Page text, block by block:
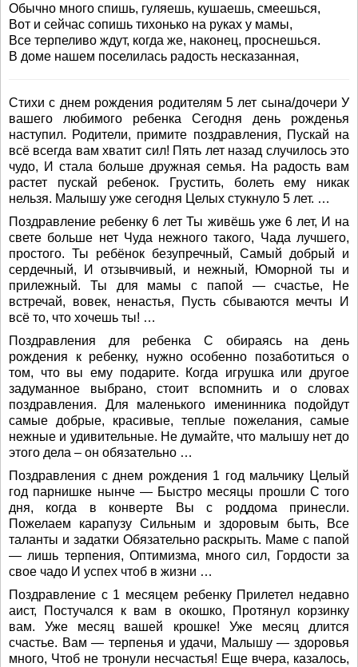
Обычно много спишь, гуляешь, кушаешь, смеешься,
Вот и сейчас сопишь тихонько на руках у мамы,
Все терпеливо ждут, когда же, наконец, проснешься.
В доме нашем поселилась радость несказанная,
Стихи с днем рождения родителям 5 лет сына/дочери У
вашего любимого ребенка Сегодня день рожденья
наступил. Родители, примите поздравления, Пускай на
всё всегда вам хватит сил! Пять лет назад случилось это
чудо, И стала больше дружная семья. На радость вам
растет пускай ребенок. Грустить, болеть ему никак
нельзя. Малышу уже сегодня Целых стукнуло 5 лет. …
Поздравление ребенку 6 лет Ты живёшь уже 6 лет, И на
свете больше нет Чуда нежного такого, Чада лучшего,
простого. Ты ребёнок безупречный, Самый добрый и
сердечный, И отзывчивый, и нежный, Юморной ты и
прилежный. Ты для мамы с папой — счастье, Не
встречай, вовек, ненастья, Пусть сбываются мечты И
всё то, что хочешь ты! …
Поздравления для ребенка С обираясь на день
рождения к ребенку, нужно особенно позаботиться о
том, что вы ему подарите. Когда игрушка или другое
задуманное выбрано, стоит вспомнить и о словах
поздравления. Для маленького именинника подойдут
самые добрые, красивые, теплые пожелания, самые
нежные и удивительные. Не думайте, что малышу нет до
этого дела – он обязательно …
Поздравления с днем рождения 1 год мальчику Целый
год парнишке нынче — Быстро месяцы прошли С того
дня, когда в конверте Вы с роддома принесли.
Пожелаем карапузу Сильным и здоровым быть, Все
таланты и задатки Обязательно раскрыть. Маме с папой
— лишь терпения, Оптимизма, много сил, Гордости за
свое чадо И успех чтоб в жизни …
Поздравление с 1 месяцем ребенку Прилетел недавно
аист, Постучался к вам в окошко, Протянул корзинку
вам. Уже месяц вашей крошке! Уже месяц длится
счастье. Вам — терпенья и удачи, Малышу — здоровья
много, Чтоб не тронули несчастья! Еще вчера, казалось,